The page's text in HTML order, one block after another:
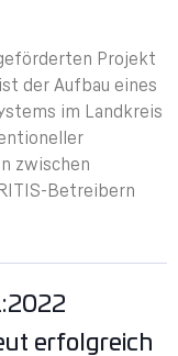
Projekt
der Aufbau eines
im Landkreis
zwischen
Betreibern
erfolgreich